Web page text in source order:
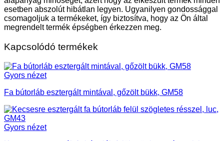
esetben abszolút hibátlan legyen. Ugyanilyen gondossággal
csomagoljuk a termékeket, így biztosítva, hogy az Ön által
megrendelt termék épségben érkezzen meg.
Kapcsolódó termékek
Gyors nézet
Fa bútorláb esztergált mintával, gőzölt bükk, GM58
Gyors nézet